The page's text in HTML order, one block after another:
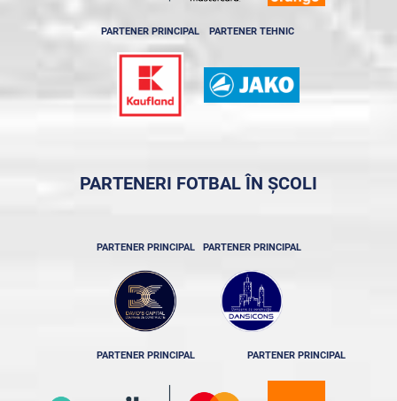
PARTENER PRINCIPAL PARTENER TEHNIC
PARTENERI FOTBAL ÎN ȘCOLI
PARTENER PRINCIPAL PARTENER PRINCIPAL
PARTENER PRINCIPAL PARTENER PRINCIPAL